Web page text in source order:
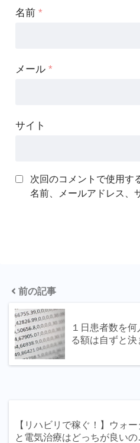
名前 *
メール *
サイト
次回のコメントで使用す
名前、メールアドレス、
前の記事
１日患者数を
る額は自ずと決
【リハビリで稼ぐ！】ウォ
と電気治療はどっちが良い